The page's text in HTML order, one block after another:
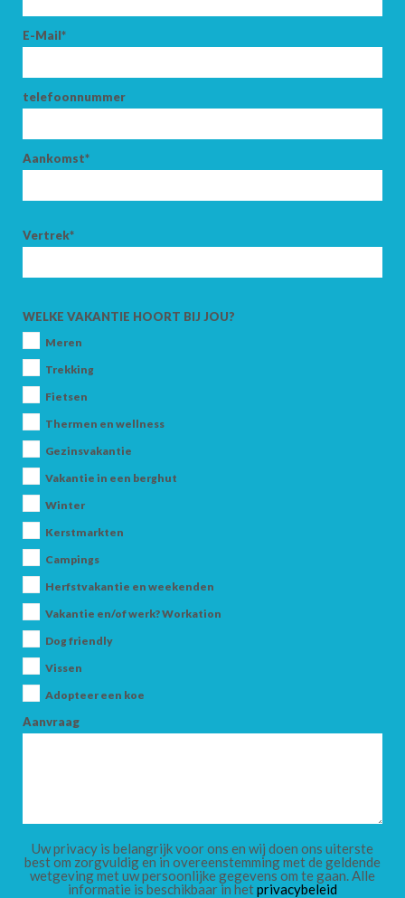
KINDEREN
E-Mail*
telefoonnummer
Aankomst*
Vertrek*
WELKE VAKANTIE HOORT BIJ JOU?
Meren
Trekking
Fietsen
Thermen en wellness
Gezinsvakantie
Vakantie in een berghut
Winter
Kerstmarkten
Campings
Herfstvakantie en weekenden
Vakantie en/of werk? Workation
Dog friendly
Vissen
Adopteer een koe
Aanvraag
Uw privacy is belangrijk voor ons en wij doen ons uiterste
best om zorgvuldig en in overeenstemming met de geldende
wetgeving met uw persoonlijke gegevens om te gaan. Alle
informatie is beschikbaar in hetprivacybeleid